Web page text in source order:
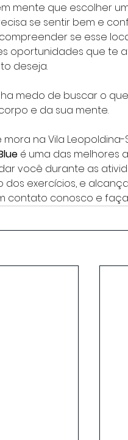
mente que escolher
se sentir bem e
se esse
oportunidades que te
deseja.
medo de buscar o
e da sua mente.
mora na Vila
é uma das melhores
você durante as
dos exercícios, e
contato conosco e